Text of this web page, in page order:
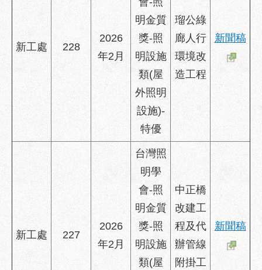
區
性
別
防
政
園
地
新工處 228
2026
年2月
明金質
獎-照
明設施
類(屋
外照明
設施)-
特優
瑠公綠
廊人行
環境改
造工程
新聞稿
新工處 227
2026
年2月
台灣照
明學
會-照
明金質
獎-照
明設施
類(屋
中正橋
改建工
程及代
辦管線
附掛工
新聞稿